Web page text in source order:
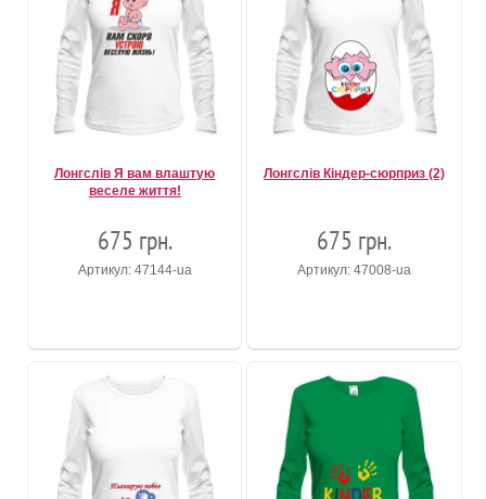
Лонгслів Я вам влаштую
веселе життя!
675 грн.
Артикул: 47144-ua
Лонгслів Кіндер-сюрприз (2)
675 грн.
Артикул: 47008-ua